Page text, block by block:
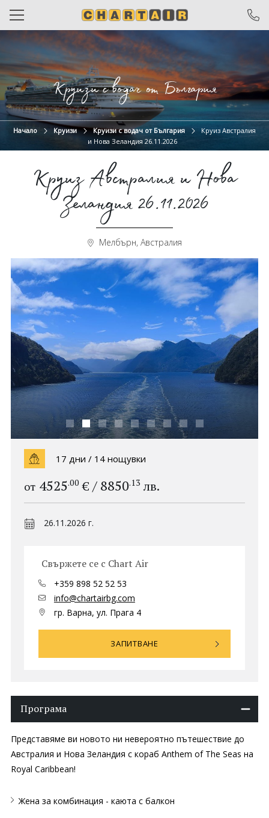
САМОЛЕТНИ БИЛЕТИ
ЧАРТЪРИ
ПОЧИВКИ
ЕКСКУРЗИИ
ОТ ВАРНА
КРУИЗИ
ХОТЕЛИ
За нас
Общи условия
Политика за
поверителност
Партньори
Контакти
0898 52 52 53 Запитване
ПОСЛЕДВАЙТЕ НИ
Круизи с водач от България
Начало Круизи Круизи с водач от България
Круиз Австралия
и Нова Зеландия 26.11.2026
Круиз Австралия и Нова
Зеландия 26.11.2026
Мелбърн, Австралия
17 дни / 14 нощувки
от 4525.00 € / 8850.13 лв.
26.11.2026 г.
Свържете се с Chart Air
+359 898 52 52 53
info@chartairbg.com
гр. Варна, ул. Прага 4
ЗАПИТВАНЕ
Програма
Представяме ви новото ни невероятно пътешествие до
Австралия и Нова Зеландия с кораб Anthem of The Seas на
Royal Caribbean!
Жена за комбинация - каюта с балкон